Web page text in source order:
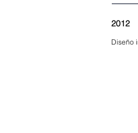
2012
Diseño